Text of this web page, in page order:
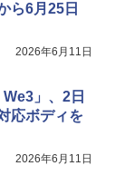
ら6月25日
2026年6月11日
」、2日
応ボディを
2026年6月11日